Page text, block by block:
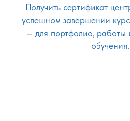
Получить сертификат
успешном завершении
— для портфолио, работы
обучения.